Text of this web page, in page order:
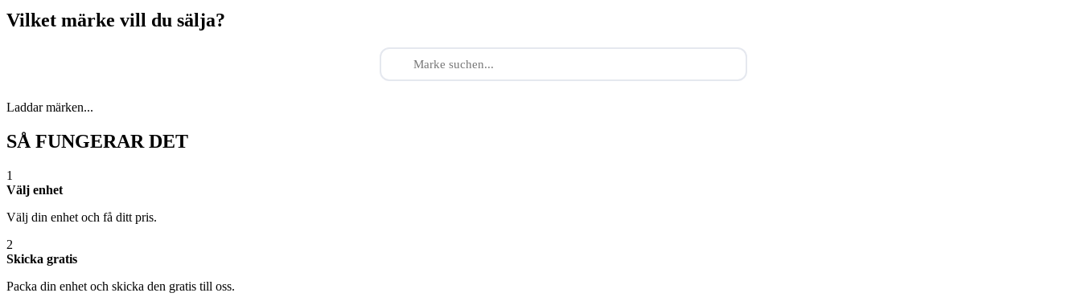
Vilket märke vill du sälja?
Laddar märken...
SÅ FUNGERAR DET
1
Välj enhet
Välj din enhet och få ditt pris.
2
Skicka gratis
Packa din enhet och skicka den gratis till oss.